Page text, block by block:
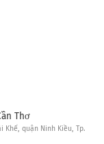
Thơ
Khế, quận Ninh Kiều, Tp.